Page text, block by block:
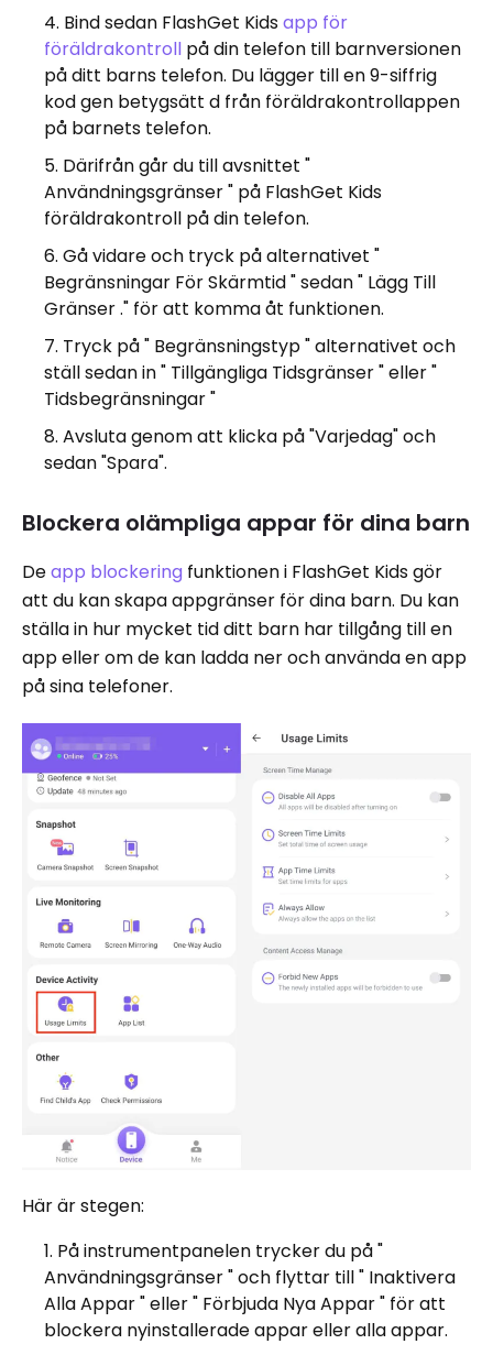
Bind sedan FlashGet Kidsapp för
föräldrakontroll på din telefon till barnversionen
på ditt barns telefon. Du lägger till en 9-siffrig
kod gen betygsätt d från föräldrakontrollappen
på barnets telefon.
Därifrån går du till avsnittet "
Användningsgränser " på FlashGet Kids
föräldrakontroll på din telefon.
Gå vidare och tryck på alternativet "
Begränsningar För Skärmtid " sedan " Lägg Till
Gränser ." för att komma åt funktionen.
Tryck på " Begränsningstyp " alternativet och
ställ sedan in " Tillgängliga Tidsgränser " eller "
Tidsbegränsningar "
Avsluta genom att klicka på "Varjedag" och
sedan "Spara".
Blockera olämpliga appar för dina barn
Deapp blockering funktionen i FlashGet Kids gör
att du kan skapa appgränser för dina barn. Du kan
ställa in hur mycket tid ditt barn har tillgång till en
app eller om de kan ladda ner och använda en app
på sina telefoner.
Här är stegen:
På instrumentpanelen trycker du på "
Användningsgränser " och flyttar till " Inaktivera
Alla Appar " eller " Förbjuda Nya Appar " för att
blockera nyinstallerade appar eller alla appar.